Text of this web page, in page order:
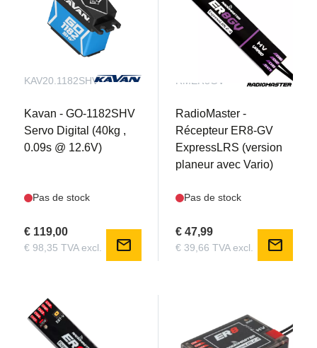
KAV20.1182SHV
Kavan - GO-1182SHV
Servo Digital (40kg ,
0.09s @ 12.6V)
Pas de stock
€ 119,00
€ 98,35 TVA excl. mail
RMER8GV
RadioMaster -
Récepteur ER8-GV
ExpressLRS (version
planeur avec Vario)
Pas de stock
€ 47,99
€ 39,66 TVA excl. mail